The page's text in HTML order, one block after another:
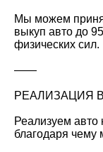
Мы можем
выкуп авто до
физических сил.
——
РЕАЛИЗАЦИЯ
Реализуем
благодаря